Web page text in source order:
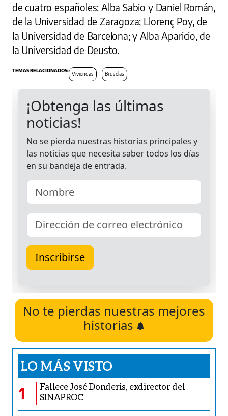
de cuatro españoles: Alba Sabio y Daniel Román,
de la Universidad de Zaragoza; Llorenç Poy, de
la Universidad de Barcelona; y Alba Aparicio, de
la Universidad de Deusto.
Viviendas Bruselas
No te pierdas nuestras mejores
historias
LO MÁS VISTO
1
Fallece José Donderis, exdirector del
SINAPROC